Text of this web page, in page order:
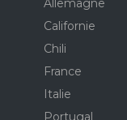
Allemagne
Californie
Chili
France
Italie
Portugal